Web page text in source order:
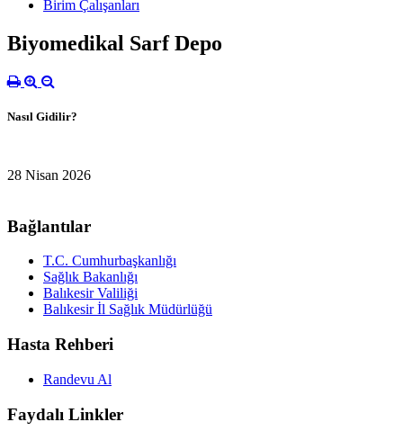
Birim Çalışanları
Biyomedikal Sarf Depo
Nasıl Gidilir?
28 Nisan 2026
Bağlantılar
T.C. Cumhurbaşkanlığı
Sağlık Bakanlığı
Balıkesir Valiliği
Balıkesir İl Sağlık Müdürlüğü
Hasta Rehberi
Randevu Al
Faydalı Linkler